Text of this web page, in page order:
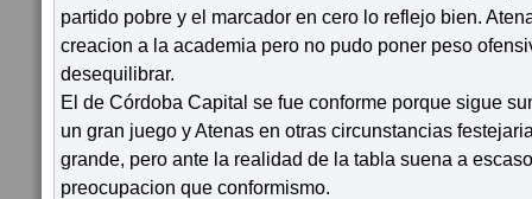
partido pobre y el marcador en cero lo reflejo bien.
creacion a la academia pero no pudo poner peso
desequilibrar.
El de Córdoba Capital se fue conforme porque sigue
un gran juego y Atenas en otras circunstancias
grande, pero ante la realidad de la tabla suena a
preocupacion que conformismo.